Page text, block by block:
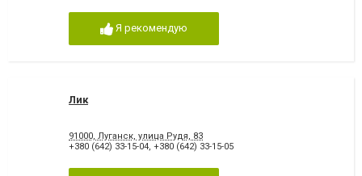
Я рекомендую
Лик
91000, Луганск, улица Рудя, 83
+380 (642) 33-15-04, +380 (642) 33-15-05